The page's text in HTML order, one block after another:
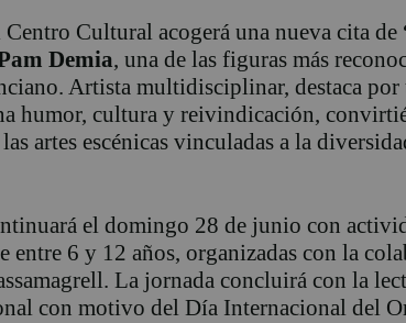
Centro Cultural acogerá una nueva cita de
Demia, una de las figuras más
Artista multidisciplinar, destaca por
humor, cultura y reivindicación,
artes escénicas vinculadas a la
el domingo 28 de junio con
entre 6 y 12 años, organizadas con la
La jornada concluirá con la
con motivo del Día Internacional del